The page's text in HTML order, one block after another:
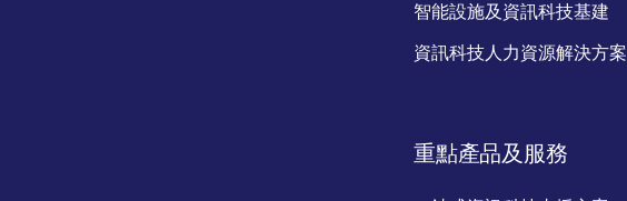
智能設施及資訊科技基建
資訊科技人力資源解決方案
重點產品及服務